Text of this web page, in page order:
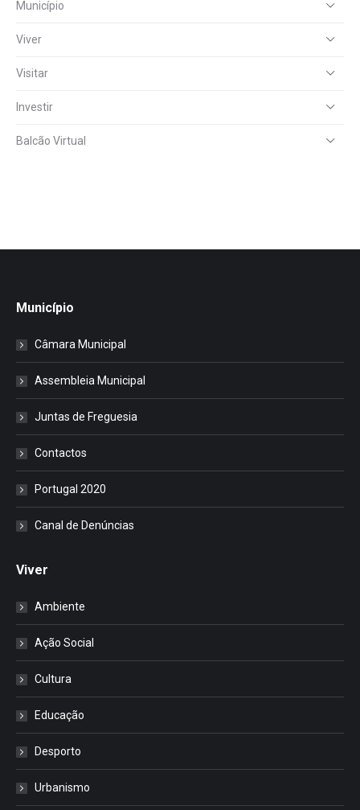
Município
Viver
Visitar
Investir
Balcão Virtual
Município
Câmara Municipal
Assembleia Municipal
Juntas de Freguesia
Contactos
Portugal 2020
Canal de Denúncias
Viver
Ambiente
Ação Social
Cultura
Educação
Desporto
Urbanismo